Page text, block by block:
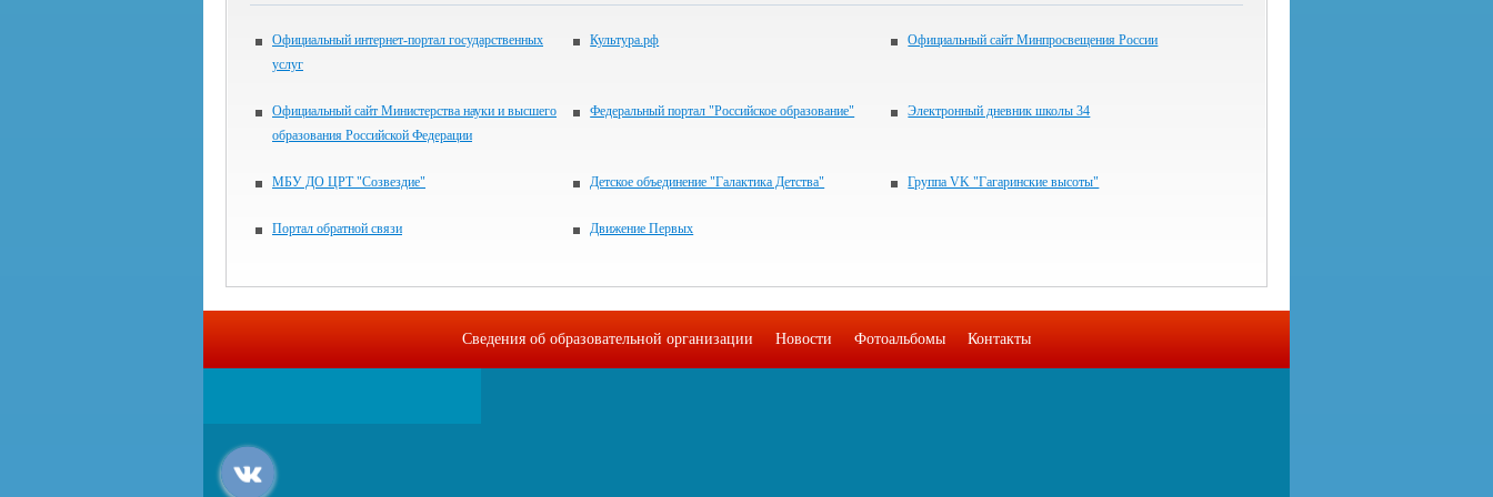
Официальный интернет-портал государственных
услуг
Культура.рф Официальный сайт Минпросвещения России
Официальный сайт Министерства науки и высшего
образования Российской Федерации
Федеральный портал "Российское образование" Электронный дневник школы 34
МБУ ДО ЦРТ "Созвездие" Детское объединение "Галактика Детства" Группа VK "Гагаринские высоты"
Портал обратной связи Движение Первых
Сведения об образовательной организации Новости Фотоальбомы Контакты